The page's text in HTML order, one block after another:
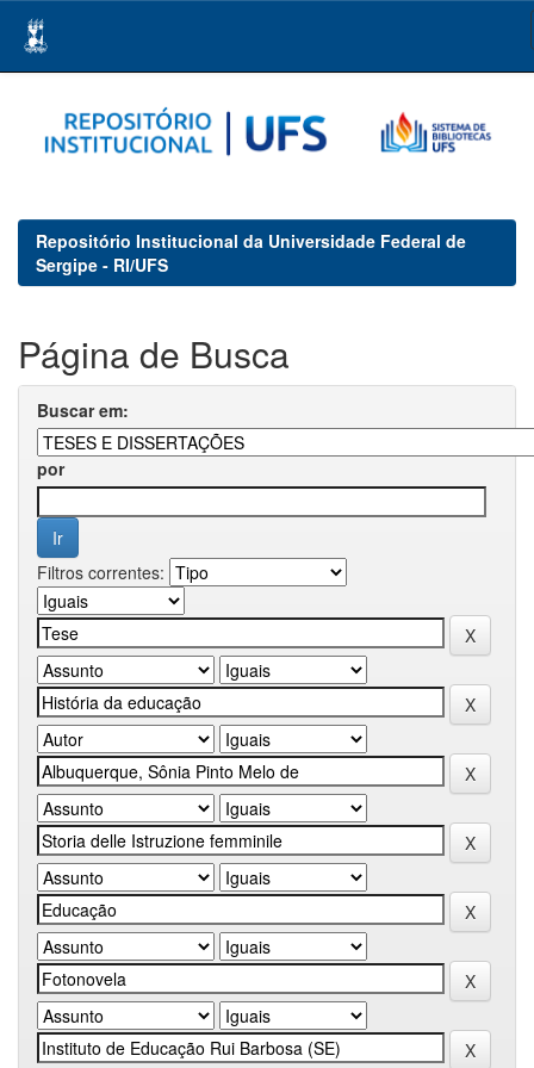
navigation
Repositório Institucional da Universidade Federal de
Sergipe - RI/UFS
Página de Busca
Buscar em:
por
Filtros correntes: